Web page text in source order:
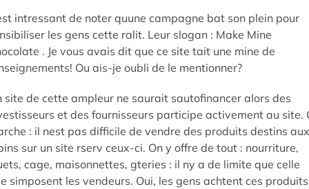
intressant de noter quune campagne bat son plein pour
les gens cette ralit. Leur slogan : Make Mine
. Je vous avais dit que ce site tait une mine de
Ou ais-je oubli de le mentionner?
site de cette ampleur ne saurait sautofinancer alors des
et des fournisseurs participe activement au site.
: il nest pas difficile de vendre des produits destins aux
sur un site rserv ceux-ci. On y offre de tout : nourriture,
cage, maisonnettes, gteries : il ny a de limite que celle
simposent les vendeurs. Oui, les gens achtent ces